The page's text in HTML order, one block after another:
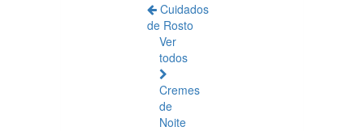
Cuidados
de Rosto
Ver
todos
Cremes
de
Noite